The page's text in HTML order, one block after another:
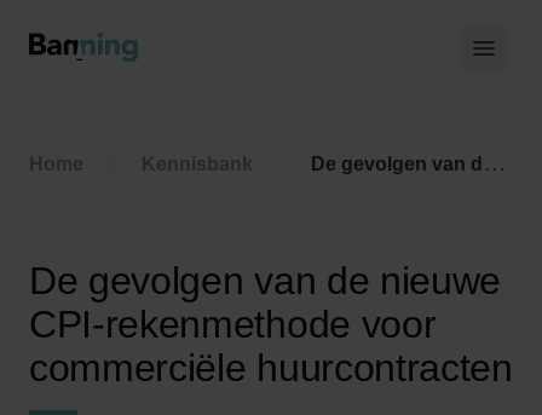
Home Kennisbank De gevolgen van de nieuwe CPI-rekenmethode voor commerciële huurcontracten
De gevolgen van de nieuwe
CPI-rekenmethode voor
commerciële huurcontracten